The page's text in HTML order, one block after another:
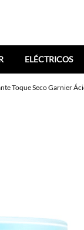
ELÉCTRICOS
Toque Seco Garnier